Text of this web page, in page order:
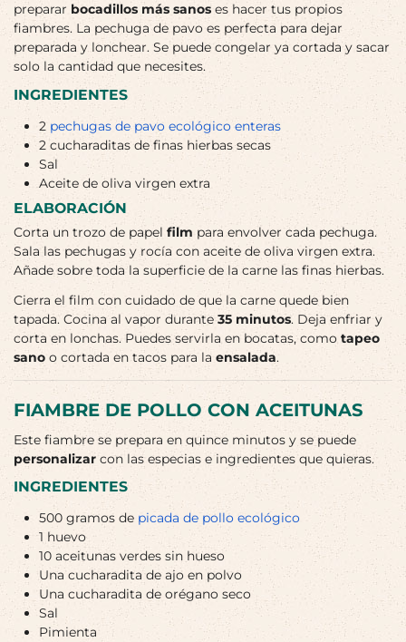
preparar bocadillos más sanos es hacer tus propios
fiambres. La pechuga de pavo es perfecta para dejar
preparada y lonchear. Se puede congelar ya cortada y sacar
solo la cantidad que necesites.
INGREDIENTES
2 pechugas de pavo ecológico enteras
2 cucharaditas de finas hierbas secas
Sal
Aceite de oliva virgen extra
ELABORACIÓN
Corta un trozo de papel film para envolver cada pechuga.
Sala las pechugas y rocía con aceite de oliva virgen extra.
Añade sobre toda la superficie de la carne las finas hierbas.
Cierra el film con cuidado de que la carne quede bien
tapada. Cocina al vapor durante 35 minutos. Deja enfriar y
corta en lonchas. Puedes servirla en bocatas, como tapeo
sano o cortada en tacos para la ensalada.
FIAMBRE DE POLLO CON ACEITUNAS
Este fiambre se prepara en quince minutos y se puede
personalizar con las especias e ingredientes que quieras.
INGREDIENTES
500 gramos de picada de pollo ecológico
1 huevo
10 aceitunas verdes sin hueso
Una cucharadita de ajo en polvo
Una cucharadita de orégano seco
Sal
Pimienta